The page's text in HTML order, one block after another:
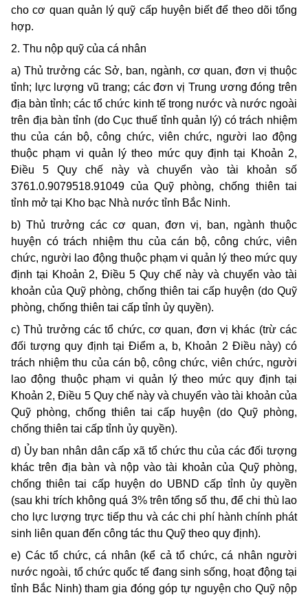
cho cơ quan quản lý quỹ cấp huyện biết để theo dõi tổng
hợp.
2. Thu nộp quỹ của cá nhân
a) Thủ trưởng các Sở, ban, ngành, cơ quan, đơn vị thuộc
tỉnh; lực lượng vũ trang; các đơn vị Trung ương đóng trên
địa bàn tỉnh; các tổ chức kinh tế trong nước và nước ngoài
trên địa bàn tỉnh (do Cục thuế tỉnh quản lý) có trách nhiệm
thu của cán bộ, công chức, viên chức, người lao động
thuộc phạm vi quản lý theo mức quy định tại Khoản 2,
Điều 5 Quy chế này và chuyển vào tài khoản số
3761.0.9079518.91049 của Quỹ phòng, chống thiên tai
tỉnh mở tại Kho bạc Nhà nước tỉnh Bắc Ninh.
b) Thủ trưởng các cơ quan, đơn vị, ban, ngành thuộc
huyện có trách nhiệm thu của cán bộ, công chức, viên
chức, người lao động thuộc phạm vi quản lý theo mức quy
định tại Khoản 2, Điều 5 Quy chế này và chuyển vào tài
khoản của Quỹ phòng, chống thiên tai cấp huyện (do Quỹ
phòng, chống thiên tai cấp tỉnh ủy quyền).
c) Thủ trưởng các tổ chức, cơ quan, đơn vị khác (trừ các
đối tượng quy định tại Điểm a, b, Khoản 2 Điều này) có
trách nhiệm thu của cán bộ, công chức, viên chức, người
lao động thuộc phạm vi quản lý theo mức quy định tại
Khoản 2, Điều 5 Quy chế này và chuyển vào tài khoản của
Quỹ phòng, chống thiên tai cấp huyện (do Quỹ phòng,
chống thiên tai cấp tỉnh ủy quyền).
d) Ủy ban nhân dân cấp xã tổ chức thu của các đối tượng
khác trên địa bàn và nộp vào tài khoản của Quỹ phòng,
chống thiên tai cấp huyện do UBND cấp tỉnh ủy quyền
(sau khi trích không quá 3% trên tổng số thu, để chi thù lao
cho lực lượng trực tiếp thu và các chi phí hành chính phát
sinh liên quan đến công tác thu Quỹ theo quy định).
e) Các tổ chức, cá nhân (kể cả tổ chức, cá nhân người
nước ngoài, tổ chức quốc tế đang sinh sống, hoạt động tại
tỉnh Bắc Ninh) tham gia đóng góp tự nguyện cho Quỹ nộp